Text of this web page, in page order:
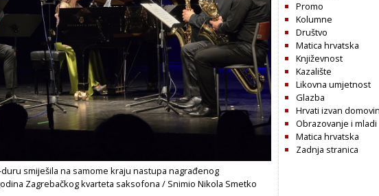
smiješila na samome kraju nastupa nagrađenog
Zagrebačkog kvarteta saksofona / Snimio Nikola Smetko
Promo
Kolumne
Društvo
Matica hrvatska
Književnost
Kazalište
Likovna umjetnost
Glazba
Hrvati izvan
Obrazovanje i mladi
Matica hrvatska
Zadnja stranica